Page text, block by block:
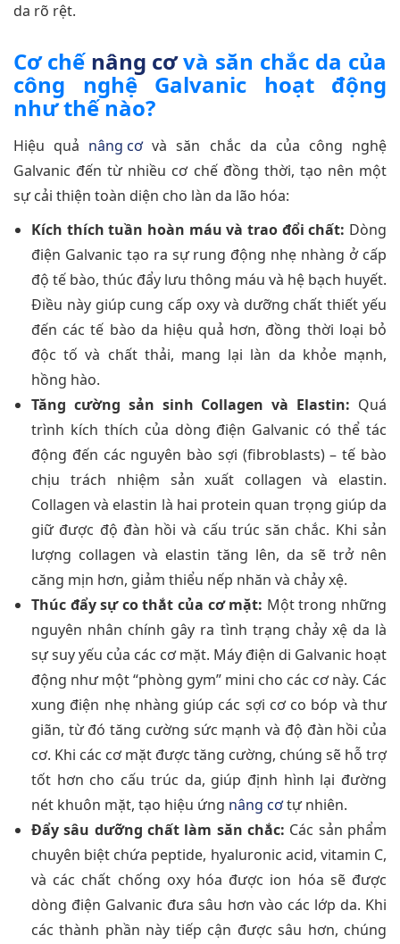
da rõ rệt.
Cơ chế nâng cơvà săn chắc da của
công nghệ Galvanic hoạt động
như thế nào?
Hiệu quả nâng cơvà săn chắc da của công nghệ
Galvanic đến từ nhiều cơ chế đồng thời, tạo nên một
sự cải thiện toàn diện cho làn da lão hóa:
Kích thích tuần hoàn máu và trao đổi chất: Dòng
điện Galvanic tạo ra sự rung động nhẹ nhàng ở cấp
độ tế bào, thúc đẩy lưu thông máu và hệ bạch huyết.
Điều này giúp cung cấp oxy và dưỡng chất thiết yếu
đến các tế bào da hiệu quả hơn, đồng thời loại bỏ
độc tố và chất thải, mang lại làn da khỏe mạnh,
hồng hào.
Tăng cường sản sinh Collagen và Elastin: Quá
trình kích thích của dòng điện Galvanic có thể tác
động đến các nguyên bào sợi (fibroblasts) – tế bào
chịu trách nhiệm sản xuất collagen và elastin.
Collagen và elastin là hai protein quan trọng giúp da
giữ được độ đàn hồi và cấu trúc săn chắc. Khi sản
lượng collagen và elastin tăng lên, da sẽ trở nên
căng mịn hơn, giảm thiểu nếp nhăn và chảy xệ.
Thúc đẩy sự co thắt của cơ mặt: Một trong những
nguyên nhân chính gây ra tình trạng chảy xệ da là
sự suy yếu của các cơ mặt. Máy điện di Galvanic hoạt
động như một “phòng gym” mini cho các cơ này. Các
xung điện nhẹ nhàng giúp các sợi cơ co bóp và thư
giãn, từ đó tăng cường sức mạnh và độ đàn hồi của
cơ. Khi các cơ mặt được tăng cường, chúng sẽ hỗ trợ
tốt hơn cho cấu trúc da, giúp định hình lại đường
nét khuôn mặt, tạo hiệu ứng nâng cơtự nhiên.
Đẩy sâu dưỡng chất làm săn chắc: Các sản phẩm
chuyên biệt chứa peptide, hyaluronic acid, vitamin C,
và các chất chống oxy hóa được ion hóa sẽ được
dòng điện Galvanic đưa sâu hơn vào các lớp da. Khi
các thành phần này tiếp cận được sâu hơn, chúng